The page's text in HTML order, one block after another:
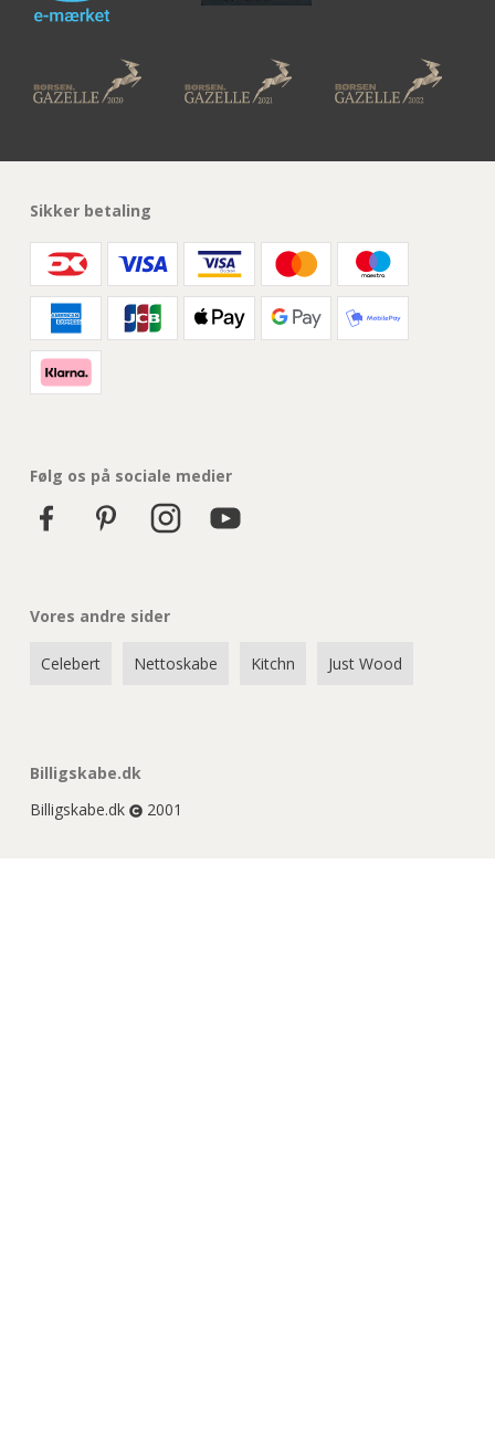
Sikker betaling
Følg os på sociale medier
Vores andre sider
Celebert Nettoskabe Kitchn Just Wood
Billigskabe.dk
Billigskabe.dk
2001